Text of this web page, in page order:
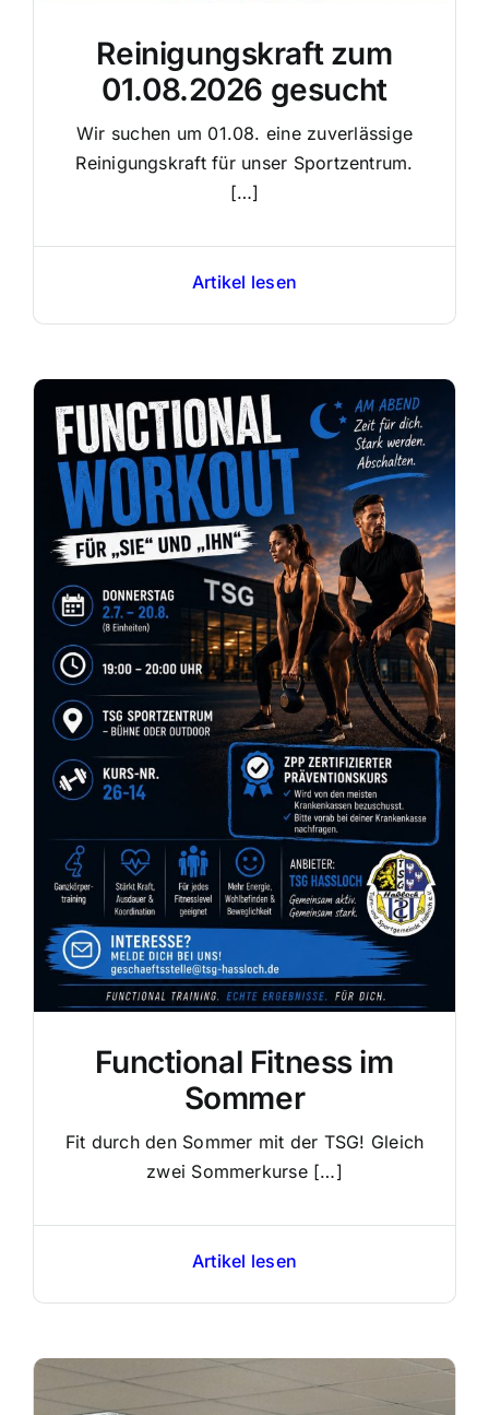
Reinigungskraft zum
01.08.2026 gesucht
Wir suchen um 01.08. eine zuverlässige
Reinigungskraft für unser Sportzentrum.
[…]
Artikel lesen
Functional Fitness im
Sommer
Fit durch den Sommer mit der TSG! Gleich
zwei Sommerkurse […]
Artikel lesen